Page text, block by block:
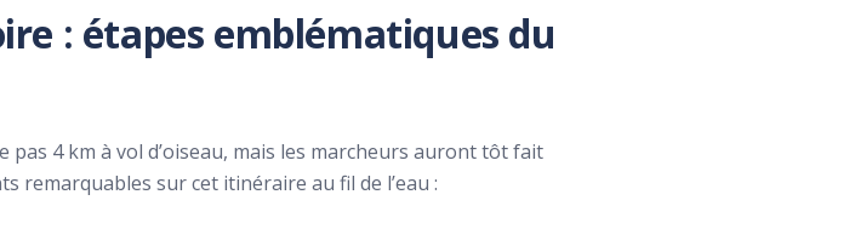
: étapes emblématiques du
pas 4 km à vol d’oiseau, mais les marcheurs auront tôt fait
remarquables sur cet itinéraire au fil de l’eau :